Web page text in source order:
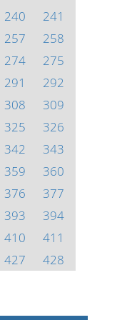
240
241
257
258
274
275
291
292
308
309
325
326
342
343
359
360
376
377
393
394
410
411
427
428